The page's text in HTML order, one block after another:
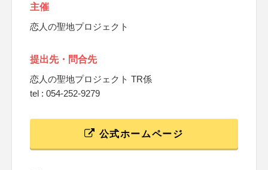
主催
恋人の聖地プロジェクト
提出先・問合先
恋人の聖地プロジェクト TR係
tel : 054-252-9279
公式ホームページ